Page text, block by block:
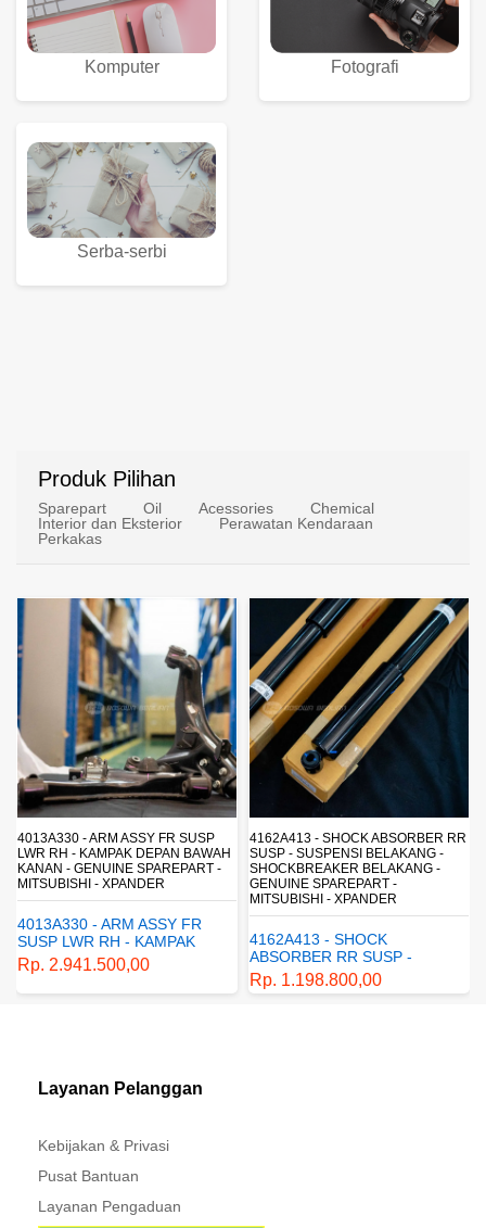
Komputer Fotografi
Serba-serbi
Produk Pilihan
Sparepart Oil Acessories
Chemical
Interior dan Eksterior
Perawatan Kendaraan
Perkakas
4013A330 - ARM ASSY FR SUSP
LWR RH - KAMPAK DEPAN BAWAH
KANAN - GENUINE SPAREPART -
MITSUBISHI - XPANDER
4013A330 - ARM ASSY FR
SUSP LWR RH - KAMPAK
DEPAN BAWAH KANAN -
GENUINE SPAREPART -
MITSUBISHI - XPANDER
Rp. 2.941.500,00
4162A413 - SHOCK ABSORBER RR
SUSP - SUSPENSI BELAKANG -
SHOCKBREAKER BELAKANG -
GENUINE SPAREPART -
MITSUBISHI - XPANDER
4162A413 - SHOCK
ABSORBER RR SUSP -
SUSPENSI BELAKANG -
SHOCKBREAKER BELAKANG
Rp. 1.198.800,00
Layanan Pelanggan
Kebijakan & Privasi
Pusat Bantuan
Layanan Pengaduan